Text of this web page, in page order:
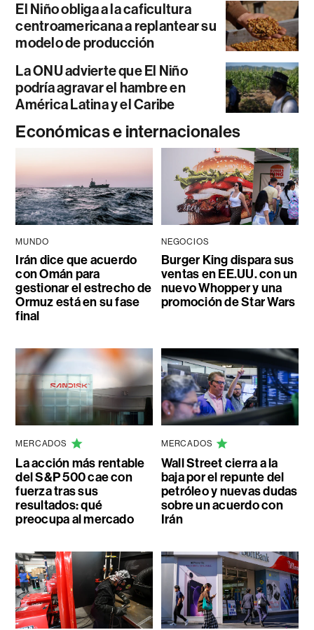
El Niño obliga a la caficultura
centroamericana a replantear su
modelo de producción
La ONU advierte que El Niño
podría agravar el hambre en
América Latina y el Caribe
Económicas e internacionales
MUNDO
Irán dice que acuerdo
con Omán para
gestionar el estrecho de
Ormuz está en su fase
final
NEGOCIOS
Burger King dispara sus
ventas en EE.UU. con un
nuevo Whopper y una
promoción de Star Wars
MERCADOS
La acción más rentable
del S&P 500 cae con
fuerza tras sus
resultados: qué
preocupa al mercado
MERCADOS
Wall Street cierra a la
baja por el repunte del
petróleo y nuevas dudas
sobre un acuerdo con
Irán